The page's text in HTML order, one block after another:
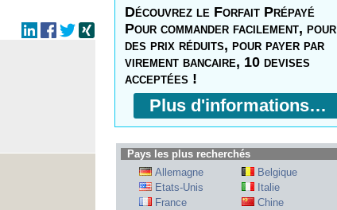
Découvrez le Forfait Prépayé
Pour commander facilement, pour
des prix réduits, pour payer par
virement bancaire, 10 devises
acceptées !
Plus d'informations…
Pays les plus recherchés
Allemagne
Belgique
Etats-Unis
Italie
France
Chine